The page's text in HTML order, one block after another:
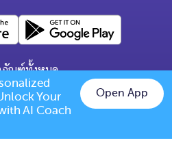
ภัณฑ์ทั้งหมด
ถามทั่วไป
ปลี่ยนแปลง/ยกเลิก
020385810
Chat on LINE
Your
AI Coach
Open App